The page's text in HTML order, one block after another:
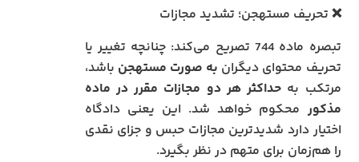
❌ تحریف مستهجن؛ تشدید مجازات
تبصره ماده 744 تصریح می‌کند: چنانچه تغییر یا
تحریف محتوای دیگران به صورت مستهجن باشد،
مرتکب به حداکثر هر دو مجازات مقرر در ماده
مذکور محکوم خواهد شد. این یعنی دادگاه
اختیار دارد شدیدترین مجازات حبس و جزای نقدی
را هم‌زمان برای متهم در نظر بگیرد.